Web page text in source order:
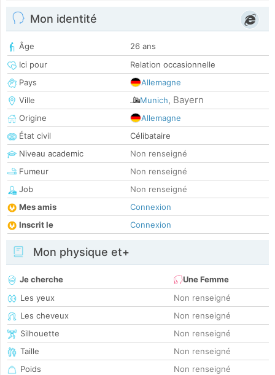
Mon identité
Âge
26 ans
Ici pour
Relation occasionnelle
Pays
Allemagne
Ville
Munich, Bayern
Origine
Allemagne
État civil
Célibataire
Niveau academic
Non renseigné
Fumeur
Non renseigné
Job
Non renseigné
Mes amis
Connexion
Inscrit le
Connexion
Mon physique et+
Je cherche
Une Femme
Les yeux
Non renseigné
Les cheveux
Non renseigné
Silhouette
Non renseigné
Taille
Non renseigné
Poids
Non renseigné